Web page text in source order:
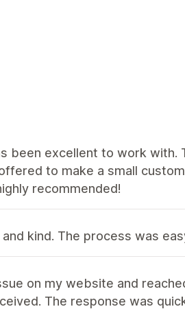
been excellent to work
to make a small
recommended!
kind. The process was
on my website and
The response was